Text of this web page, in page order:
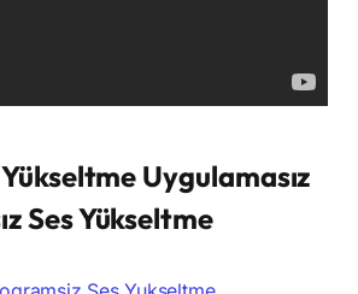
Uygulamasız
Ses Yükseltme